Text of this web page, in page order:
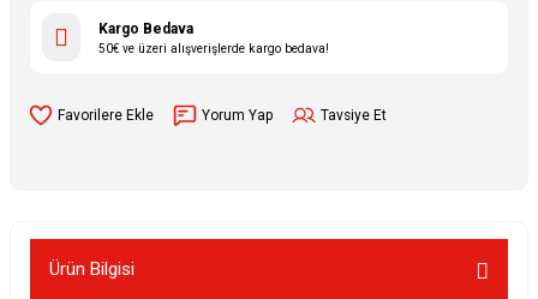
Kargo Bedava
50€ ve üzeri alışverişlerde kargo bedava!
Yorum Yap Tavsiye Et
Ürün Bilgisi